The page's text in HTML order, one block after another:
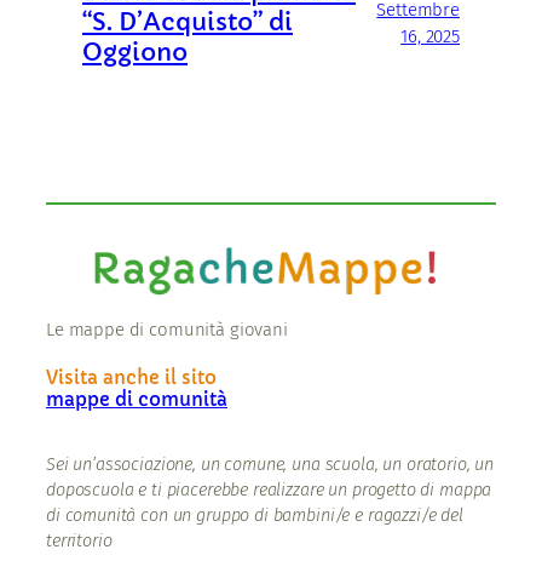
“S. D’Acquisto” di
Oggiono
Settembre
16, 2025
Le mappe di comunità giovani
Visita anche il sito
mappe di comunità
Sei un’associazione, un comune, una scuola, un oratorio, un
doposcuola e ti piacerebbe realizzare un progetto di mappa
di comunità con un gruppo di bambini/e e ragazzi/e del
territorio